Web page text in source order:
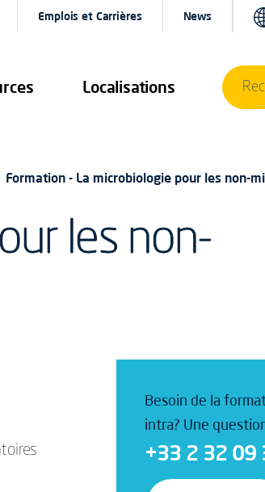
Localisations
Emplois et Carrières News
Formation - La microbiologie pour les non-
les non-
Besoin de la
intra? Une
+33 2 32 09